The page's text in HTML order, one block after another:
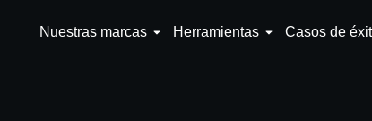
Nuestras marcas Herramientas Casos de